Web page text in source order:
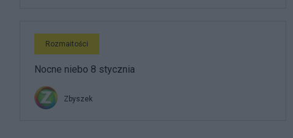
Rozmaitości
Nocne niebo 8 stycznia
Zbyszek